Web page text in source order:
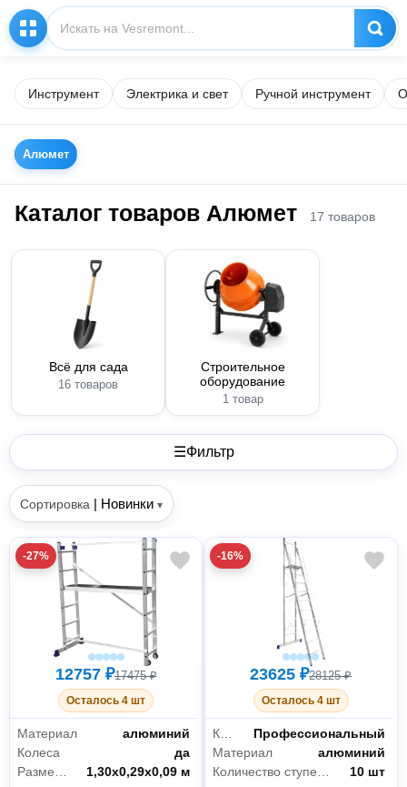
Инструмент Электрика и свет Ручной инструмент
Алюмет
Каталог товаров Алюмет 17 товаров
Всё для сада
16 товаров
Строительное
оборудование
1 товар
☰Фильтр
Сортировка | Новинки ▾
-27%
12757 ₽17475 ₽
Осталось 4 шт
Материал
алюминий
Колеса
да
1,30х0,29х0,09 м
-16%
23625 ₽28125 ₽
Осталось 4 шт
Класс товара
Профессиональный
Материал
алюминий
10 шт